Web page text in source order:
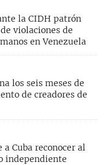
la CIDH patrón
violaciones de
en Venezuela
los seis meses de
de creadores de
a Cuba reconocer al
independiente